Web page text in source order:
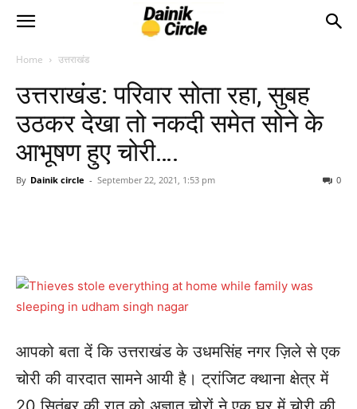
Home उत्तराखंड
उत्तराखंड: परिवार सोता रहा, सुबह
उठकर देखा तो नकदी समेत सोने के
आभूषण हुए चोरी….
By Dainik circle - September 22, 2021, 1:53 pm 0
आपको बता दें कि उत्तराखंड के उधमसिंह नगर ज़िले से एक
चोरी की वारदात सामने आयी है। ट्रांजिट क्थाना क्षेत्र में